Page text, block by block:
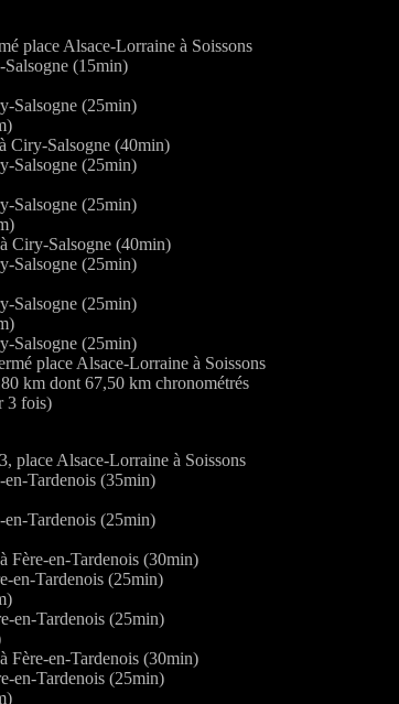
place Alsace-Lorraine à Soissons
Salsogne (15min)
Salsogne (25min)
Ciry-Salsogne (40min)
Salsogne (25min)
Salsogne (25min)
Ciry-Salsogne (40min)
Salsogne (25min)
Salsogne (25min)
Salsogne (25min)
place Alsace-Lorraine à Soissons
km dont 67,50 km chronométrés
3 fois)
place Alsace-Lorraine à Soissons
en-Tardenois (35min)
en-Tardenois (25min)
Fère-en-Tardenois (30min)
en-Tardenois (25min)
en-Tardenois (25min)
Fère-en-Tardenois (30min)
en-Tardenois (25min)